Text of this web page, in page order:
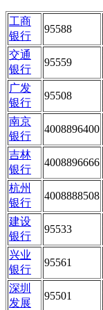
工商
银行
95588
交通
银行
95559
广发
银行
95508
南京
银行
4008896400
吉林
银行
4008896666
杭州
银行
4008888508
建设
银行
95533
兴业
银行
95561
深圳
发展
95501